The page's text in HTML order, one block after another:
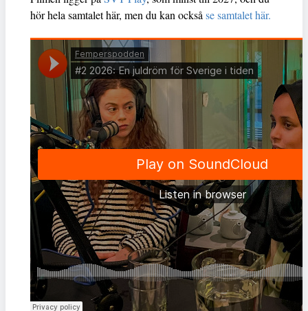
hör hela samtalet här, men du kan ocksåse samtalet här.